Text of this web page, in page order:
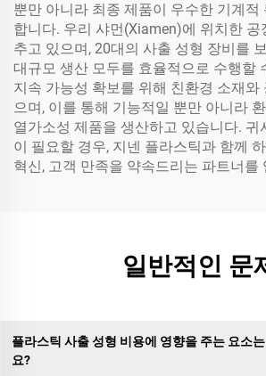
뿐만 아니라 최종 제품이 우수한 기계적
합니다. 우리 샤먼(Xiamen)에 위치한
추고 있으며, 20대의 사출 성형 장비를
대규모 생산 모두를 효율적으로 수행할
지속 가능성 확보를 위해 친환경 소재와
으며, 이를 통해 기능적일 뿐만 아니라
열가소성 제품을 생산하고 있습니다. 귀
이 필요할 경우, 지넨 플라스틱과 함께
혁신, 고객 만족을 약속드리는 파트너를
일반적인 문
플라스틱 사출 성형 비용에 영향을 주는 요소
요?